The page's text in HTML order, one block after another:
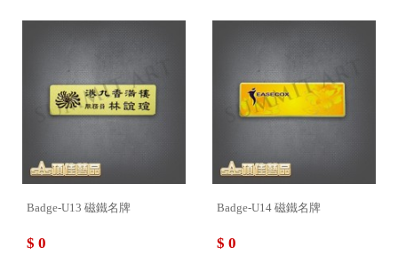
Badge-U13 磁鐵名牌
$ 0
Badge-U14 磁鐵名牌
$ 0